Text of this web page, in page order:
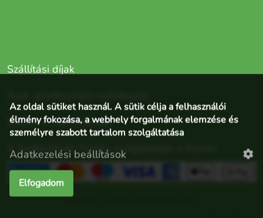
Szállítási díjak
Elállás a szerződéstől
A bankkártyás fizetés szolgáltatója a Barion
©2024 Lisztes-Szerencsés Kft.
Az oldal sütiket használ. A sütik célja a felhasználói
élmény fokozása, a webhely forgalmának elemzése és
személyre szabott tartalom szolgáltatása
Adatkezelési beállítások
Elfogadom